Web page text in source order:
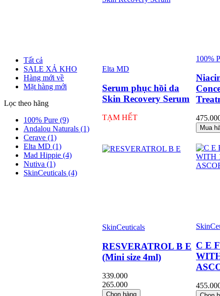
Tất cả
SALE XẢ KHO
Hàng mới về
Mặt hàng mới
Lọc theo hãng
100% Pure (9)
Andalou Naturals (1)
Cerave (1)
Elta MD (1)
Mad Hippie (4)
Nutiva (1)
SkinCeuticals (4)
Elta MD
Serum phục hồi da
Skin Recovery Serum
TẠM HẾT
100%
Mua
SkinCeuticals
RESVERATROL B E
(Mini size 4ml)
339.000
265.000
Chọn hàng
C E